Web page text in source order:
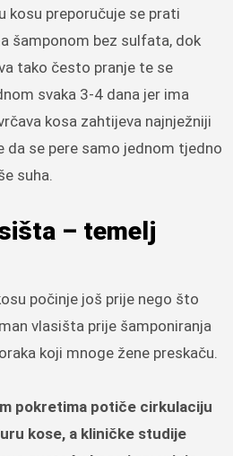
kosu preporučuje se prati
šamponom bez sulfata, dok
tako često pranje te se
svaka 3-4 dana jer ima
kosa zahtijeva najnježniji
da se pere samo jednom tjedno
suha.
– temelj
počinje još prije nego što
vlasišta prije šamponiranja
koji mnoge žene preskaču.
pokretima potiče cirkulaciju
kose, a kliničke studije